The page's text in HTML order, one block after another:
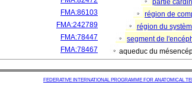
partie
FMA:86103
région de
FMA:242789
région du
FMA:78447
segment de
FMA:78467
aqueduc du
FEDERATIVE INTERNATIONAL PROGRAMME FOR ANATOMICAL